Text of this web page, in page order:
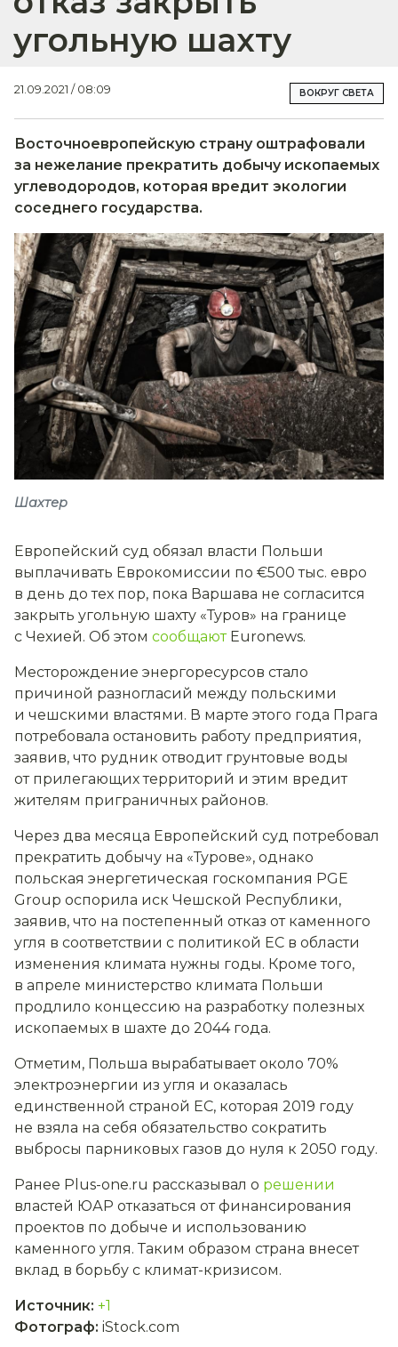
угольную шахту
21.09.2021 / 08:09 ВОКРУГ СВЕТА
Восточноевропейскую страну оштрафовали
за нежелание прекратить добычу ископаемых
углеводородов, которая вредит экологии
соседнего государства.
Шахтер
Европейский суд обязал власти Польши
выплачивать Еврокомиссии по €500 тыс. евро
в день до тех пор, пока Варшава не согласится
закрыть угольную шахту «Туров» на границе
с Чехией. Об этом сообщаютEuronews.
Месторождение энергоресурсов стало
причиной разногласий между польскими
и чешскими властями. В марте этого года Прага
потребовала остановить работу предприятия,
заявив, что рудник отводит грунтовые воды
от прилегающих территорий и этим вредит
жителям приграничных районов.
Через два месяца Европейский суд потребовал
прекратить добычу на «Турове», однако
польская энергетическая госкомпания PGE
Group оспорила иск Чешской Республики,
заявив, что на постепенный отказ от каменного
угля в соответствии с политикой ЕС в области
изменения климата нужны годы. Кроме того,
в апреле министерство климата Польши
продлило концессию на разработку полезных
ископаемых в шахте до 2044 года.
Отметим, Польша вырабатывает около 70%
электроэнергии из угля и оказалась
единственной страной ЕС, которая 2019 году
не взяла на себя обязательство сократить
выбросы парниковых газов до нуля к 2050 году.
Ранее Plus-one.ru рассказывал о решении
властей ЮАР отказаться от финансирования
проектов по добыче и использованию
каменного угля. Таким образом страна внесет
вклад в борьбу с климат-кризисом.
Источник: +1
Фотограф: iStock.com